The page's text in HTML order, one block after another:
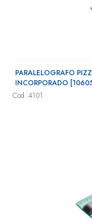
PARALELOGRAFO
INCORPORADO
Cod.:4101